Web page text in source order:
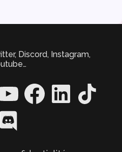
Discord, Instagram,
FacebookLinkedIn TikTok